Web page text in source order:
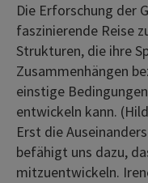
Die Erforschung der
faszinierende Reise
Strukturen, die ihre
Zusammenhängen
einstige
entwickeln kann.
Erst die
befähigt uns dazu,
mitzuentwickeln.